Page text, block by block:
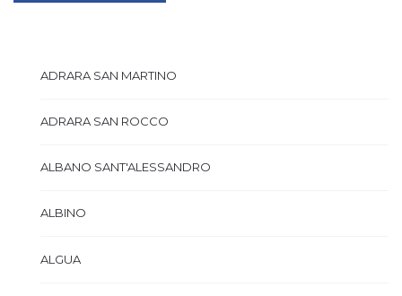
ADRARA SAN MARTINO
ADRARA SAN ROCCO
ALBANO SANT'ALESSANDRO
ALBINO
ALGUA